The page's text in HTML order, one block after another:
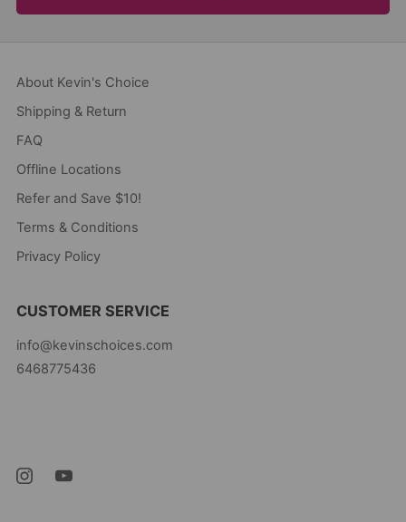
About Kevin's Choice
Shipping & Return
FAQ
Offline Locations
Refer and Save $10!
Terms & Conditions
Privacy Policy
CUSTOMER SERVICE
info@kevinschoices.com
6468775436